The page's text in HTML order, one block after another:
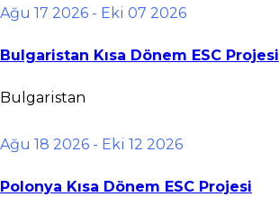
Ağu 17 2026 - Eki 07 2026
Bulgaristan Kısa Dönem ESC Projesi
Bulgaristan
Ağu 18 2026 - Eki 12 2026
Polonya Kısa Dönem ESC Projesi